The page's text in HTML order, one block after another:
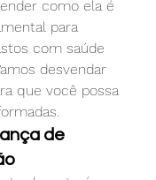
como ela é
para
com saúde
desvendar
que você possa
de